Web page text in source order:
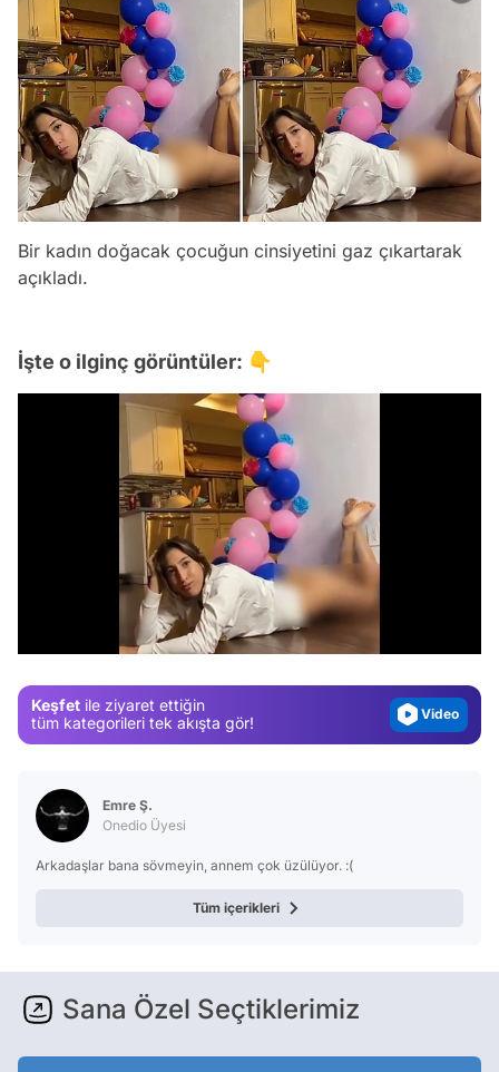
Bir kadın doğacak çocuğun cinsiyetini gaz çıkartarak
açıkladı.
İşte o ilginç görüntüler: 👇
Keşfet ile ziyaret ettiğin
tüm kategorileri tek akışta gör!
Video
Emre Ş.
Onedio Üyesi
Arkadaşlar bana sövmeyin, annem çok üzülüyor. :(
Tüm içerikleri
Sana Özel Seçtiklerimiz